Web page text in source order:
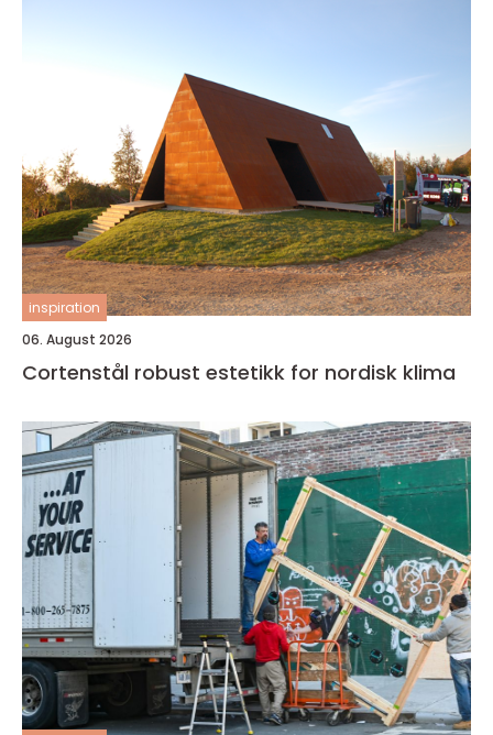
inspiration
06. August 2026
Cortenstål robust estetikk for nordisk klima